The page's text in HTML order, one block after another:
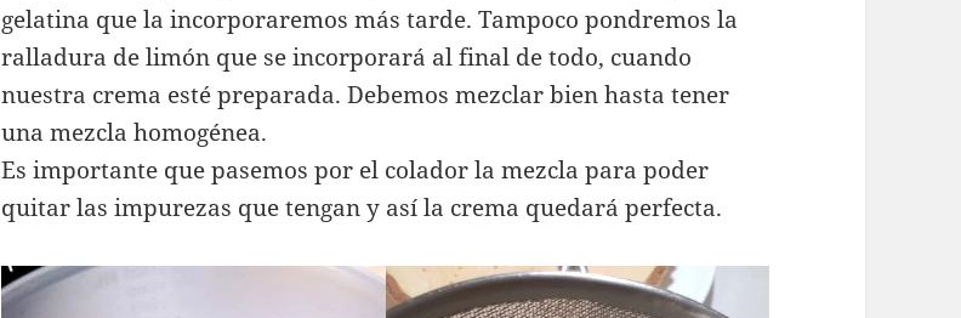
gelatina que la incorporaremos más tarde. Tampoco pondremos la
ralladura de limón que se incorporará al final de todo, cuando
nuestra crema esté preparada. Debemos mezclar bien hasta tener
una mezcla homogénea.
Es importante que pasemos por el colador la mezcla para poder
quitar las impurezas que tengan y así la crema quedará perfecta.